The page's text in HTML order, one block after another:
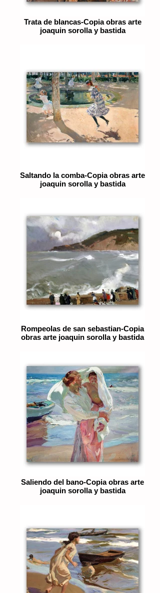
Trata de blancas-Copia obras arte
joaquin sorolla y bastida
Saltando la comba-Copia obras arte
joaquin sorolla y bastida
Rompeolas de san sebastian-Copia
obras arte joaquin sorolla y bastida
Saliendo del bano-Copia obras arte
joaquin sorolla y bastida